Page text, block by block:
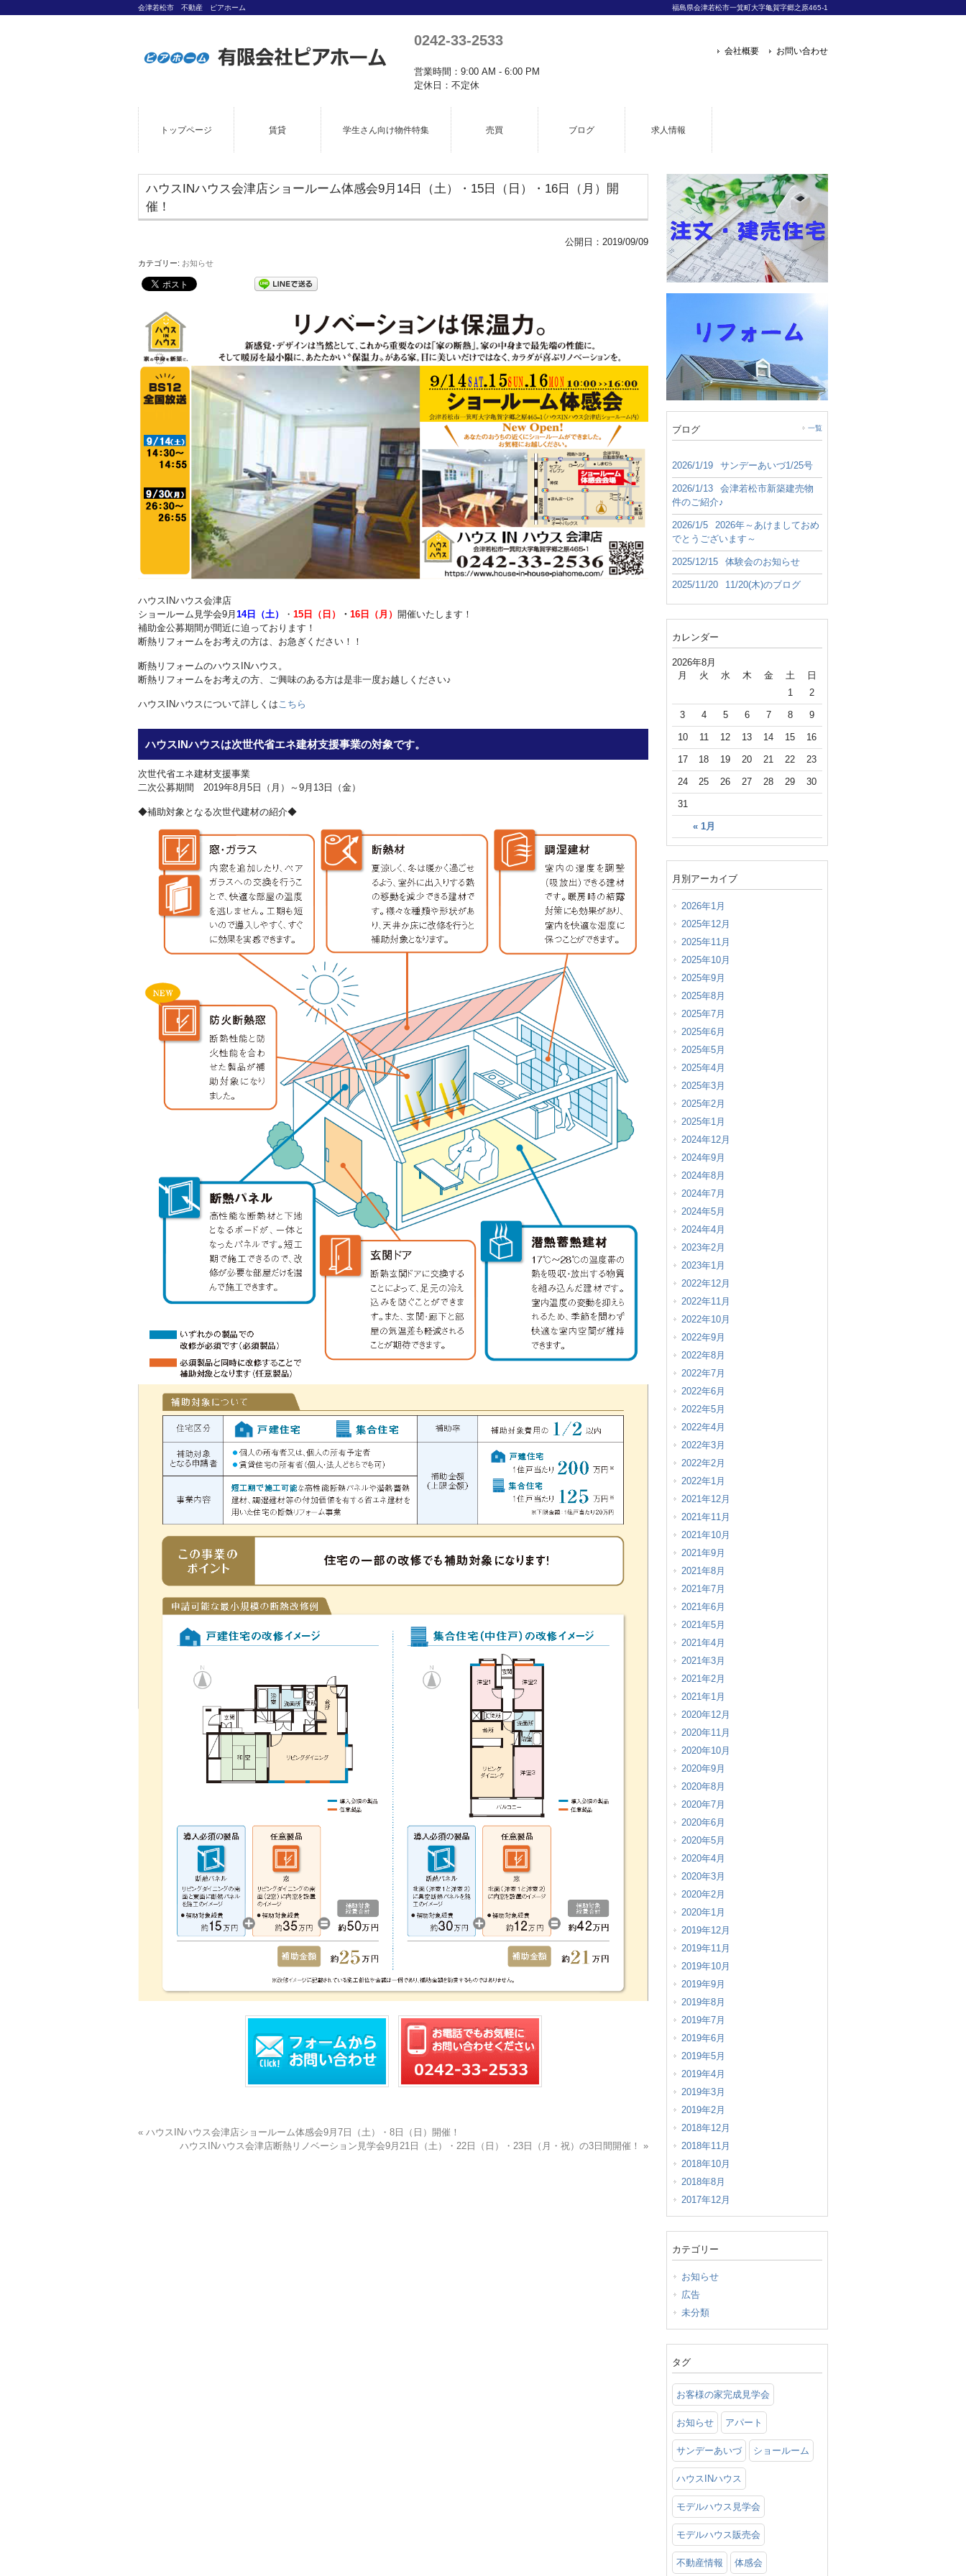
会津若松市 不動産 ピアホーム 福島県会津若松市一箕町大字亀賀字郷之原465-1
0242-33-2533
営業時間：9:00 AM - 6:00 PM
定休日：不定休
会社概要 お問い合わせ
トップページ 賃貸 学生さん向け物件特集 売買 ブログ 求人情報
ハウスINハウス会津店ショールーム体感会9月14日（土）・15日（日）・16日（月）開
催！
公開日： 2019/09/09
カテゴリー: お知らせ
ハウスINハウス会津店
ショールーム見学会9月 14日（土） ・ 15 日（日） ・ 16日（月） 開催いたします！
補助金公募期間が間近に迫っております！
断熱リフォームをお考えの方は、お急ぎください！！
断熱リフォームのハウスINハウス。
断熱リフォームをお考えの方、ご興味のある方は是非一度お越しください♪
ハウスINハウスについて詳しくは こちら
ハウスINハウスは次世代省エネ建材支援事業の対象です。
次世代省エネ建材支援事業
二次公募期間 2019年8月5日（月）～9月13日（金）
◆補助対象となる次世代建材の紹介◆
« ハウスINハウス会津店ショールーム体感会9月7日（土）・8日（日）開催！
ハウスINハウス会津店断熱リノベーション見学会9月21日（土）・22日（日）・23日（月・祝）の3日間開催！ »
ブログ 一覧
2026/1/19 サンデーあいづ1/25号
2026/1/13
会津若松市新築建売物
件のご紹介♪
2026/1/5
2026年～あけましておめ
でとうございます～
2025/12/15 体験会のお知らせ
2025/11/20 11/20(木)のブログ
カレンダー
2026年8月
月 火 水 木 金 土 日
« 1月
1 2
3 4 5 6 7 8 9
10 11 12 13 14 15 16
17 18 19 20 21 22 23
24 25 26 27 28 29 30
31
月別アーカイブ
2026年1月
2025年12月
2025年11月
2025年10月
2025年9月
2025年8月
2025年7月
2025年6月
2025年5月
2025年4月
2025年3月
2025年2月
2025年1月
2024年12月
2024年9月
2024年8月
2024年7月
2024年5月
2024年4月
2023年2月
2023年1月
2022年12月
2022年11月
2022年10月
2022年9月
2022年8月
2022年7月
2022年6月
2022年5月
2022年4月
2022年3月
2022年2月
2022年1月
2021年12月
2021年11月
2021年10月
2021年9月
2021年8月
2021年7月
2021年6月
2021年5月
2021年4月
2021年3月
2021年2月
2021年1月
2020年12月
2020年11月
2020年10月
2020年9月
2020年8月
2020年7月
2020年6月
2020年5月
2020年4月
2020年3月
2020年2月
2020年1月
2019年12月
2019年11月
2019年10月
2019年9月
2019年8月
2019年7月
2019年6月
2019年5月
2019年4月
2019年3月
2019年2月
2018年12月
2018年11月
2018年10月
2018年8月
2017年12月
カテゴリー
お知らせ
広告
未分類
タグ
お客様の家完成見学会
お知らせ アパート
サンデーあいづ ショールーム
ハウスINハウス
モデルハウス見学会
モデルハウス販売会
不動産情報 体感会